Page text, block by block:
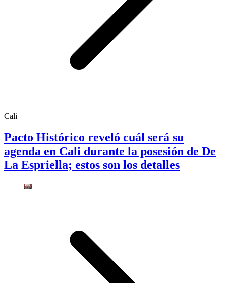
Cali
Pacto Histórico reveló cuál será su
agenda en Cali durante la posesión de De
La Espriella; estos son los detalles